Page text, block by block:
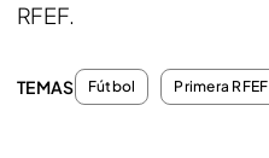
RFEF.
TEMAS Fútbol Primera RFEF